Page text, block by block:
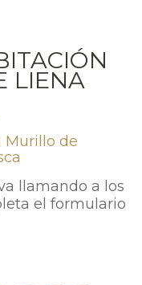
LIENA
Murillo de
llamando a los
el formulario